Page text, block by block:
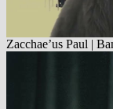
Zacchae’us Paul |